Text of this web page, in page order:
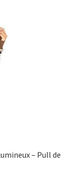
– Pull de